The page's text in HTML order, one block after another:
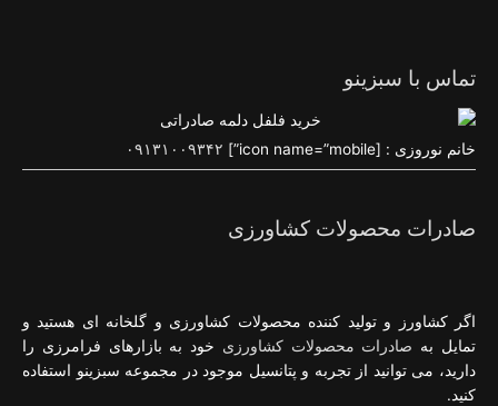
تماس با سبزینو
خانم نوروزی : [icon name=”mobile”] ۰۹۱۳۱۰۰۹۳۴۲
صادرات محصولات کشاورزی
اگر کشاورز و تولید کننده محصولات کشاورزی و گلخانه ای هستید و
تمایل به صادرات محصولات کشاورزی خود به بازارهای فرامرزی را
دارید، می توانید از تجربه و پتانسیل موجود در مجموعه سبزینو استفاده
کنید.